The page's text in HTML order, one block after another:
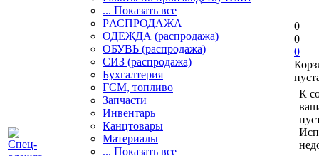
... Показать все
PАСПРОДАЖА
ОДЕЖДА (распродажа)
ОБУВЬ (распродажа)
СИЗ (распродажа)
Бухгалтерия
ГСМ, топливо
Запчасти
Инвентарь
Канцтовары
Материалы
... Показать все
0
0
0
К